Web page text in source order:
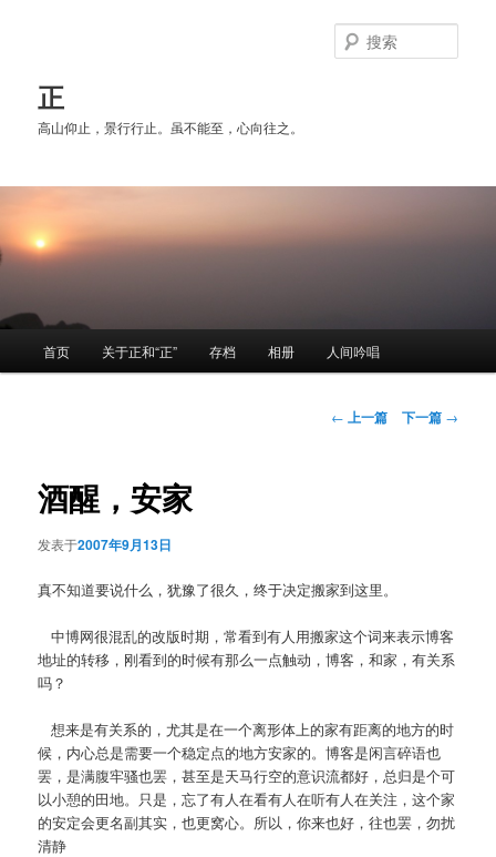
正
高山仰止，景行行止。虽不能至，心向往之。
索
首页 关于正和“正” 存档 相册 人间吟唱
文
← 上一篇 下一篇 →
酒醒，安家
发表于2007年9月13日
真不知道要说什么，犹豫了很久，终于决定搬家到这里。
中博网很混乱的改版时期，常看到有人用搬家这个词来表示博客
地址的转移，刚看到的时候有那么一点触动，博客，和家，有关系
吗？
想来是有关系的，尤其是在一个离形体上的家有距离的地方的时
候，内心总是需要一个稳定点的地方安家的。博客是闲言碎语也
罢，是满腹牢骚也罢，甚至是天马行空的意识流都好，总归是个可
以小憩的田地。只是，忘了有人在看有人在听有人在关注，这个家
的安定会更名副其实，也更窝心。所以，你来也好，往也罢，勿扰
清静